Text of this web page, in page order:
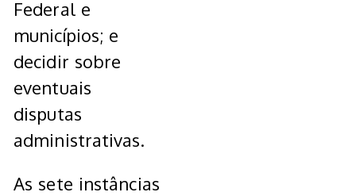
Federal e
municípios; e
decidir sobre
eventuais
disputas
administrativas.
As sete instâncias